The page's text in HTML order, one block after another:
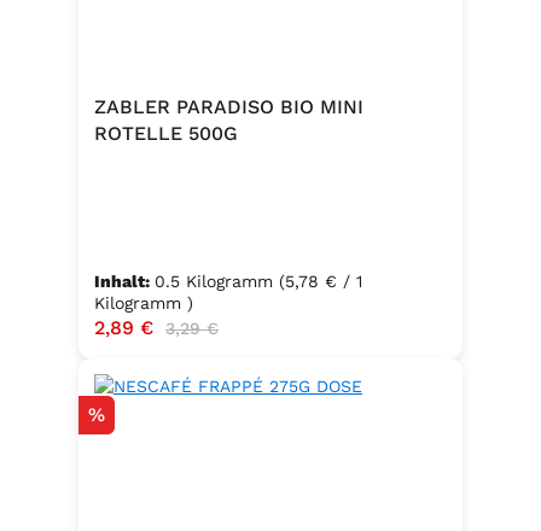
ZABLER PARADISO BIO MINI
ROTELLE 500G
Inhalt: 0.5 Kilogramm (5,78 € / 1
Kilogramm )
Verkaufspreis:
2,89 € Regulärer Preis:
3,29 €
Rabatt
%